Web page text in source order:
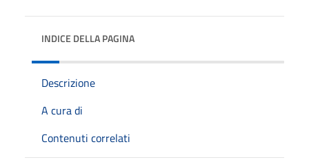
INDICE DELLA PAGINA
Descrizione
A cura di
Contenuti correlati